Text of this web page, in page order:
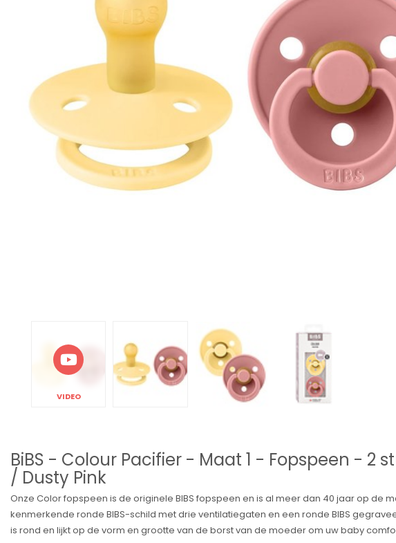
VIDEO
BiBS - Colour Pacifier - Maat 1 - Fopspeen - 2
/ Dusty Pink
Onze Color fopspeen is de originele BIBS fopspeen en is al meer dan 40 jaar op de
kenmerkende ronde BIBS-schild met drie ventilatiegaten en een ronde BIBS
is rond en lijkt op de vorm en grootte van de borst van de moeder om uw baby